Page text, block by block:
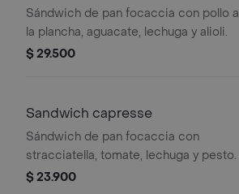
Sándwich de pan focaccia con pollo a
la plancha, aguacate, lechuga y alioli.
$ 29.500
Sandwich capresse
Sándwich de pan focaccia con
stracciatella, tomate, lechuga y pesto.
$ 23.900